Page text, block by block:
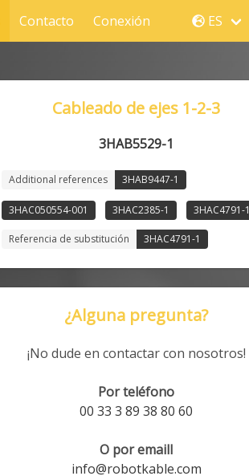
Contacto Conexión ES
Cableado de ejes 1-2-3
3HAB5529-1
Additional references 3HAB9447-1
3HAC050554-001 3HAC2385-1 3HAC4791-1
Referencia de substitución 3HAC4791-1
¿Alguna pregunta?
¡No dude en contactar con nosotros!
Por teléfono
00 33 3 89 38 80 60
O por emaill
info@robotkable.com